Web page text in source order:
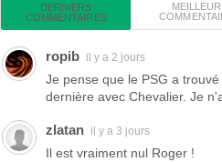
DERNIERS
COMMENTAIRES
ropib il y a 2 jours
Je pense que le PSG a
dernière avec Chevalier. Je
zlatan il y a 3 jours
Il est vraiment nul Roger !